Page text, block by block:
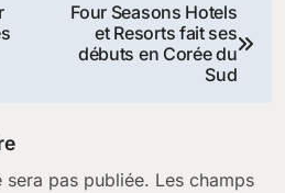
Four Seasons Hotels
et Resorts fait ses
débuts en Corée du
Sud
sera pas publiée. Les champs